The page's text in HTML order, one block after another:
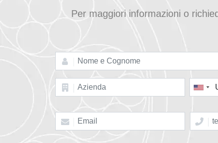
Per maggiori informazioni o